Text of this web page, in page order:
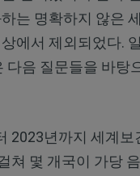
는 명확하지 않은
에서 제외되었다.
다음 질문들을 바탕
2023년까지 세계보
쳐 몇 개국이 가당